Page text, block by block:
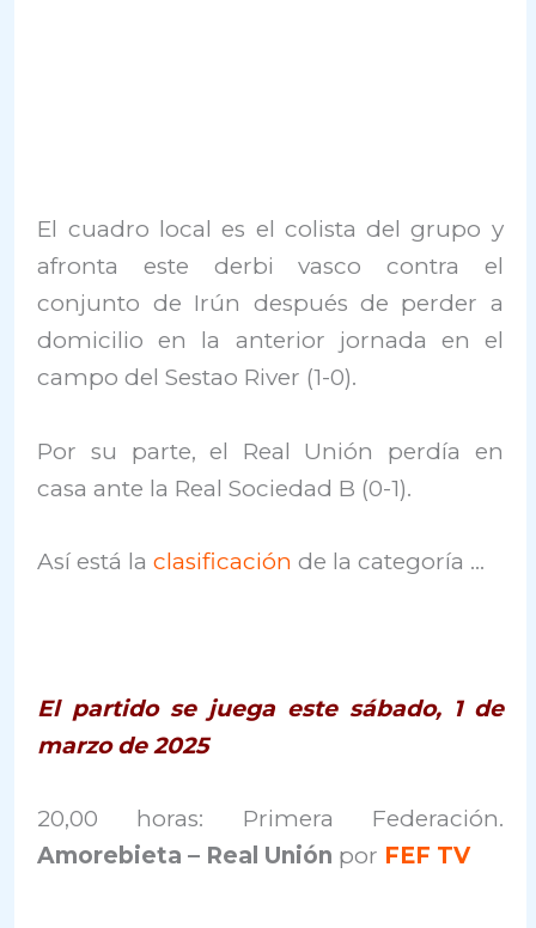
El cuadro local es el colista del grupo y
afronta este derbi vasco contra el
conjunto de Irún después de perder a
domicilio en la anterior jornada en el
campo del Sestao River (1-0).
Por su parte, el Real Unión perdía en
casa ante la Real Sociedad B (0-1).
Así está laclasificación de la categoría …
El partido se juega este sábado, 1 de
marzo de 2025
20,00 horas: Primera Federación.
Amorebieta – Real Unión por FEF TV